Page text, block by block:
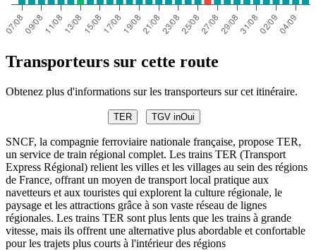
Transporteurs sur cette route
Obtenez plus d'informations sur les transporteurs sur cet itinéraire.
TER TGV inOui
SNCF, la compagnie ferroviaire nationale française, propose TER,
un service de train régional complet. Les trains TER (Transport
Express Régional) relient les villes et les villages au sein des régions
de France, offrant un moyen de transport local pratique aux
navetteurs et aux touristes qui explorent la culture régionale, le
paysage et les attractions grâce à son vaste réseau de lignes
régionales. Les trains TER sont plus lents que les trains à grande
vitesse, mais ils offrent une alternative plus abordable et confortable
pour les trajets plus courts à l'intérieur des régions